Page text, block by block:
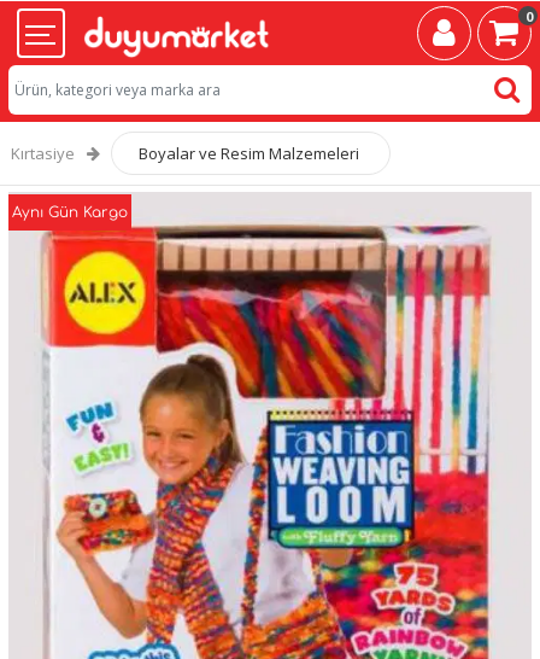
0
Kırtasiye Boyalar ve Resim Malzemeleri
Aynı Gün Kargo